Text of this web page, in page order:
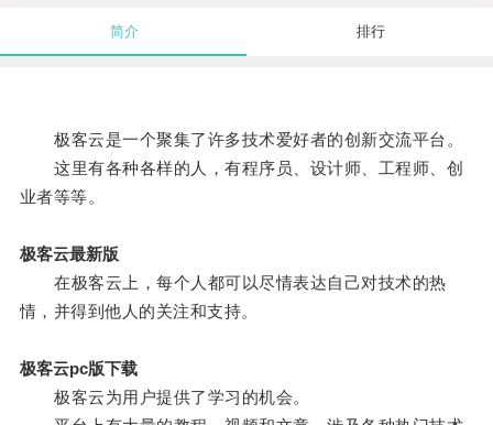
简介 排行
极客云是一个聚集了许多技术爱好者的创新交流平台。
这里有各种各样的人，有程序员、设计师、工程师、创
业者等等。
极客云最新版
在极客云上，每个人都可以尽情表达自己对技术的热
情，并得到他人的关注和支持。
极客云pc版下载
极客云为用户提供了学习的机会。